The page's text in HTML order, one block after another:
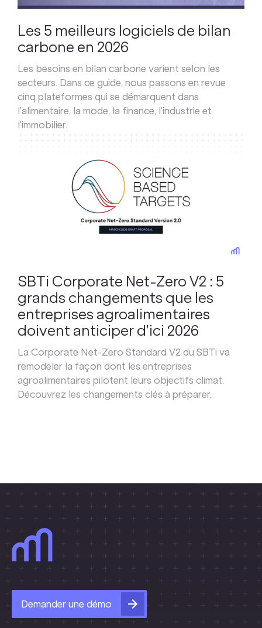
Les 5 meilleurs logiciels de bilan
carbone en 2026
Les besoins en bilan carbone varient selon les
secteurs. Dans ce guide, nous passons en revue
cinq plateformes qui se démarquent dans
l’alimentaire, la mode, la finance, l’industrie et
l’immobilier.
SBTi Corporate Net-Zero V2 : 5
grands changements que les
entreprises agroalimentaires
doivent anticiper d’ici 2026
La Corporate Net-Zero Standard V2 du SBTi va
remodeler la façon dont les entreprises
agroalimentaires pilotent leurs objectifs climat.
Découvrez les changements clés à préparer.
Demander une démo